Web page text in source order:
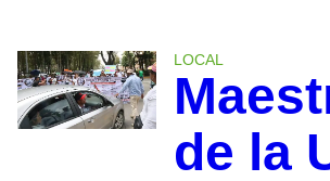
LOCAL
de la